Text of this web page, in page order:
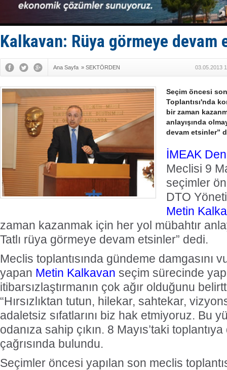
İran
Uzmanlar
Gemi
Kalkavan: Rüya görmeye devam
Ana Sayfa » SEKTÖRDEN 03.05.2013
Seçim öncesi
Toplantısı'nda
bir zaman
anlayışında
devam etsinler”
İMEAK
Meclisi 9
seçimler
DTO
Metin
zaman kazanmak için her yol mübahtır
Tatlı rüya görmeye devam etsinler” dedi.
Meclis toplantısında gündeme damgasını
yapan Metin Kalkavan seçim sürecinde
itibarsızlaştırmanın çok ağır olduğunu
“Hırsızlıktan tutun, hilekar, sahtekar,
adaletsiz sıfatlarını biz hak etmiyoruz. Bu
odanıza sahip çıkın. 8 Mayıs’taki
çağrısında bulundu.
Seçimler öncesi yapılan son meclis